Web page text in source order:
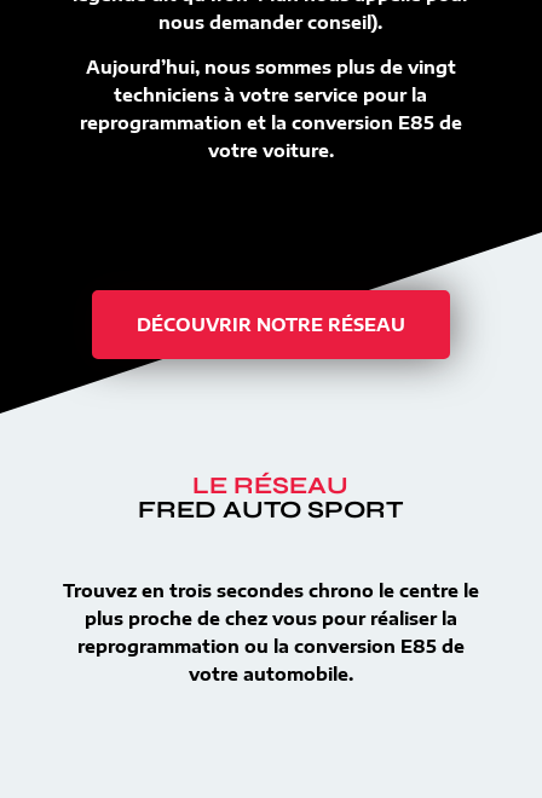
nous demander conseil).
Aujourd’hui, nous sommes plus de vingt
techniciens à votre service pour la
reprogrammation et la conversion E85 de
votre voiture.
DÉCOUVRIR NOTRE RÉSEAU
LE RÉSEAU
FRED AUTO SPORT
Trouvez en trois secondes chrono le centre le
plus proche de chez vous pour réaliser la
reprogrammation ou la conversion E85 de
votre automobile.